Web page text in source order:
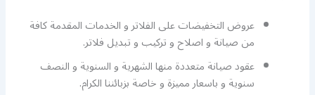
عروض التخفيضات على الفلاتر و الخدمات المقدمة كافة
من صيانة و اصلاح و تركيب و تبديل فلاتر.
عقود صيانة متعددة منها الشهرية و السنوية و النصف
سنوية و باسعار مميزة و خاصة بزبائننا الكرام.